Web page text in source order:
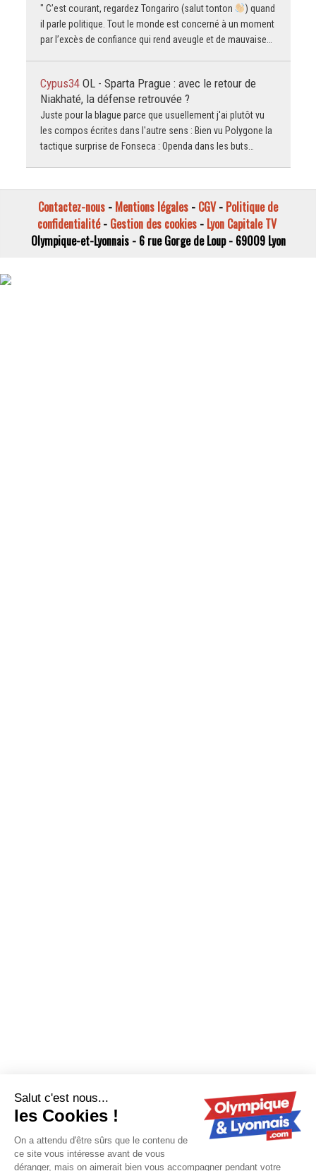
" C’est courant, regardez Tongariro (salut tonton
) quand
il parle politique. Tout le monde est concerné à un moment
par l’excès de confiance qui rend aveugle et de mauvaise…
Cypus34 OL - Sparta Prague : avec le retour de
Niakhaté, la défense retrouvée ?
Juste pour la blague parce que usuellement j'ai plutôt vu
les compos écrites dans l'autre sens : Bien vu Polygone la
tactique surprise de Fonseca : Openda dans les buts…
Contactez-nous - Mentions légales - CGV- Politique de
confidentialité- Gestion des cookies- Lyon Capitale TV
Olympique-et-Lyonnais - 6 rue Gorge de Loup - 69009 Lyon